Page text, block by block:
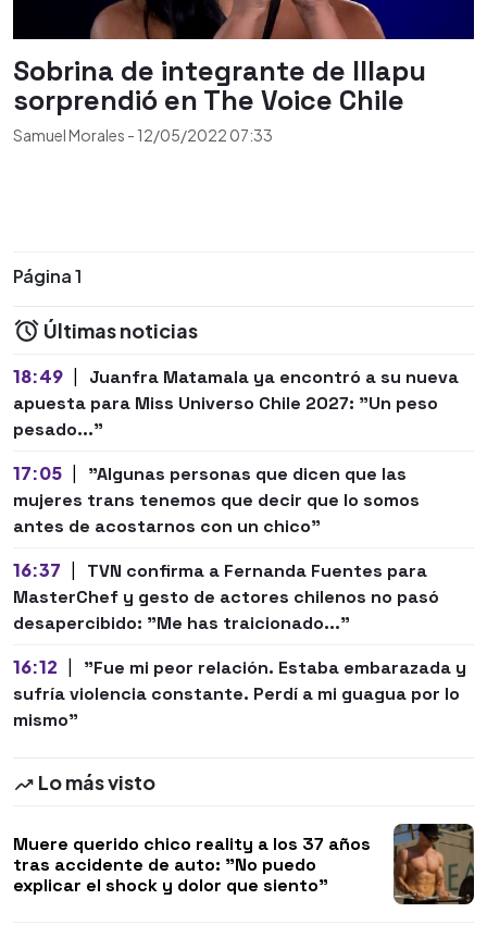
Sobrina de integrante de Illapu
sorprendió en The Voice Chile
Samuel Morales - 12/05/2022 07:33
Página 1
Últimas noticias
18:49
Juanfra Matamala ya encontró a su nueva
apuesta para Miss Universo Chile 2027: "Un peso
pesado..."
17:05
"Algunas personas que dicen que las
mujeres trans tenemos que decir que lo somos
antes de acostarnos con un chico"
16:37
TVN confirma a Fernanda Fuentes para
MasterChef y gesto de actores chilenos no pasó
desapercibido: "Me has traicionado..."
16:12
"Fue mi peor relación. Estaba embarazada y
sufría violencia constante. Perdí a mi guagua por lo
mismo"
Lo más visto
Muere querido chico reality a los 37 años
tras accidente de auto: "No puedo
explicar el shock y dolor que siento"